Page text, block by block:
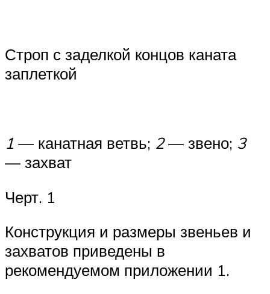
Строп с заделкой концов каната
заплеткой
1 — канатная ветвь; 2— звено; 3
— захват
Черт. 1
Конструкция и размеры звеньев и
захватов приведены в
рекомендуемом приложении 1.